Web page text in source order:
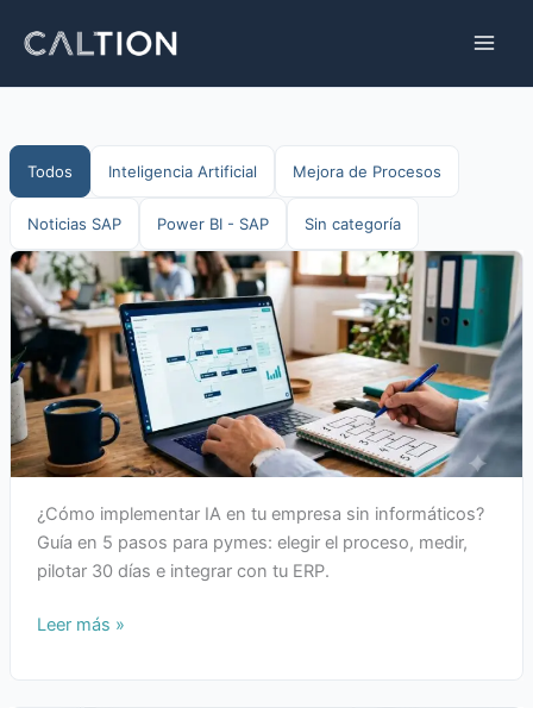
Todos Inteligencia Artificial Mejora de Procesos
Noticias SAP Power BI - SAP Sin categoría
¿Cómo implementar IA en tu empresa sin informáticos?
Guía en 5 pasos para pymes: elegir el proceso, medir,
pilotar 30 días e integrar con tu ERP.
Leer más »